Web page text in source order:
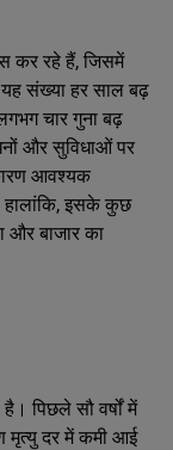
कर रहे हैं, जिसमें
संख्या हर साल बढ़
चार गुना बढ़
और सुविधाओं पर
आवश्यक
हालांकि, इसके कुछ
और बाजार का
पिछले सौ वर्षों में
मृत्यु दर में कमी आई